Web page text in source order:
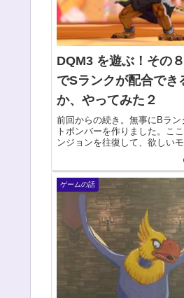
DQM3 を遊ぶ！その
でSランクが配合でき
か、やってみた２
前回からの続き。無事にBラン
トボンバーを作りました。こ
ンジョンを往復して、欲しい
も低いので、そのまま行って
ゲージが全く伸びなくてつら
記事かしこさ...
ゲームの話